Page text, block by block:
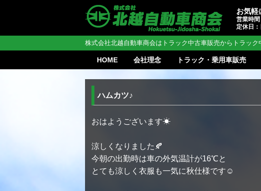
お気軽
営業時
定休日
株式会社北越自動車商会はトラック中古車販売からトラッ
HOME 会社理念 トラック・乗用車販売
ハムカツ♪
おはようございます☀
涼しくなりました🍂
今朝の出勤時は車の外気温計が16℃と
とても涼しく衣服も一気に秋仕様です☺